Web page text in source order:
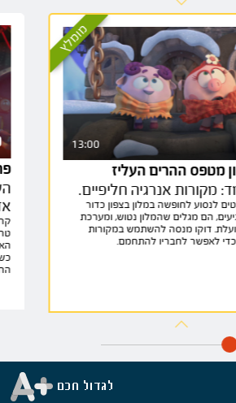
מומלץ
13:00
מקורות אנרגיה חליפיים.
לנסוע לחופשה במלון בצפון כדור
הם מגלים שהמלון נטוש, ומערכת
דוקו מנסה להשתמש במקורות
כדי לאפשר לחבריו להתחמם.
פרק 7